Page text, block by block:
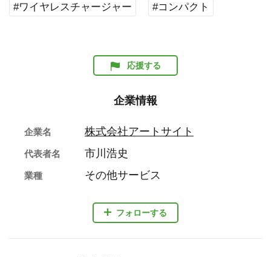
#ワイヤレスチャージャー #コンパクト
応援する
企業情報
フォローする
企業名 株式会社アートサイト
代表者名 市川浩史
業種 その他サービス